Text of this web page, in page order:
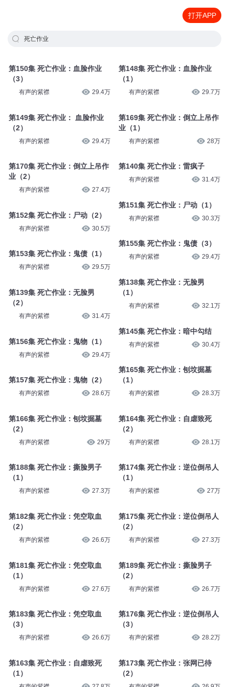
打开APP
死亡作业
第150集 死亡作业：血脸作业
（3）
有声的紫襟 29.4万
第149集 死亡作业： 血脸作业
（2）
有声的紫襟 29.4万
第170集 死亡作业：倒立上吊作
业（2）
有声的紫襟 27.4万
第152集 死亡作业：尸动（2）
有声的紫襟 30.5万
第153集 死亡作业：鬼债（1）
有声的紫襟 29.5万
第139集 死亡作业：无脸男
（2）
有声的紫襟 31.4万
第156集 死亡作业：鬼物（1）
有声的紫襟 29.4万
第157集 死亡作业：鬼物（2）
有声的紫襟 28.6万
第166集 死亡作业：刨坟掘墓
（2）
有声的紫襟 29万
第188集 死亡作业：撕脸男子
（1）
有声的紫襟 27.3万
第182集 死亡作业：凭空取血
（2）
有声的紫襟 26.6万
第181集 死亡作业：凭空取血
（1）
有声的紫襟 27.6万
第183集 死亡作业：凭空取血
（3）
有声的紫襟 26.6万
第163集 死亡作业：自虐致死
（1）
第148集 死亡作业：血脸作业
（1）
有声的紫襟 29.7万
第169集 死亡作业：倒立上吊作
业（1）
有声的紫襟 28万
第140集 死亡作业：雷疯子
有声的紫襟 31.4万
第151集 死亡作业：尸动（1）
有声的紫襟 30.3万
第155集 死亡作业：鬼债（3）
有声的紫襟 29.4万
第138集 死亡作业：无脸男
（1）
有声的紫襟 32.1万
第145集 死亡作业：暗中勾结
有声的紫襟 30.4万
第165集 死亡作业：刨坟掘墓
（1）
有声的紫襟 28.3万
第164集 死亡作业：自虐致死
（2）
有声的紫襟 28.1万
第174集 死亡作业：逆位倒吊人
（1）
有声的紫襟 27万
第175集 死亡作业：逆位倒吊人
（2）
有声的紫襟 27.3万
第189集 死亡作业：撕脸男子
（2）
有声的紫襟 26.7万
第176集 死亡作业：逆位倒吊人
（3）
有声的紫襟 28.2万
第173集 死亡作业：张网已待
（2）